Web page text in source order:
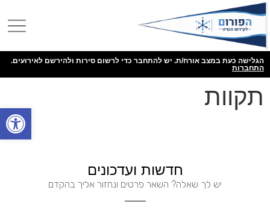
הגלישה כעת במצב אורח/ת. יש להתחבר כדי לרשום סירות ולהירשם לאירועים.
התחברות
תקוות
חדשות ועדכונים
יש לך שאלה? השאר פרטים ונחזור אליך בהקדם